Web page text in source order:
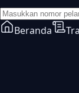
Beranda